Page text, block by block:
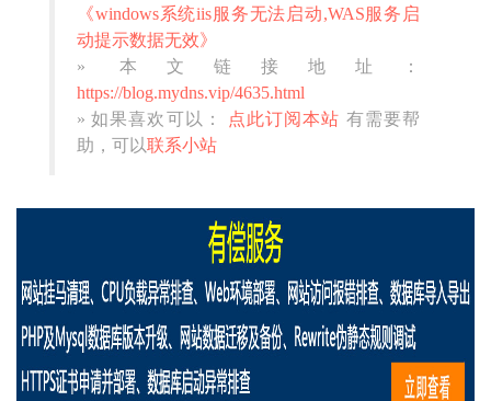
《windows系统iis服务无法启动,WAS服务启
动提示数据无效》
» 本文链接地址：
https://blog.mydns.vip/4635.html
» 如果喜欢可以：
点此订阅本站 有需要帮
助，可以联系小站